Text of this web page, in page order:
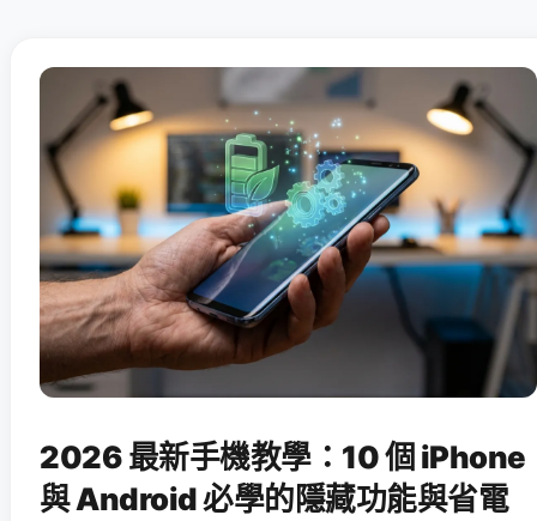
2026 最新手機教學：10 個 iPhone
與 Android 必學的隱藏功能與省電